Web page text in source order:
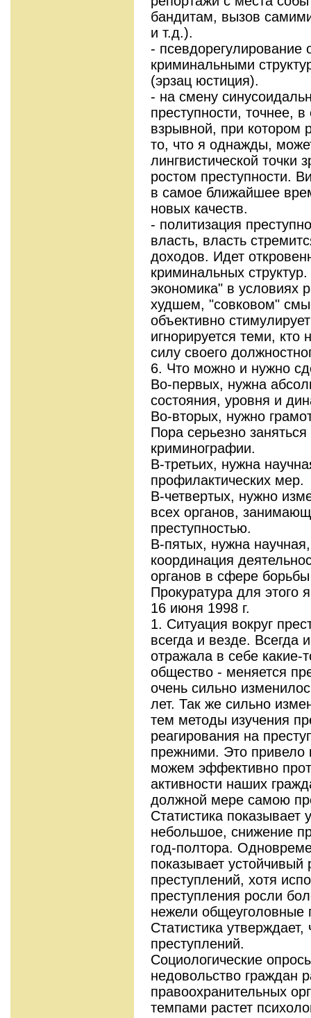
бандитам, вызов
и т.д.).
-
криминальными
(эрзац юстиция).
- на смену
преступности, точнее,
взрывной, при котором
то, что я однажды,
лингвистической точки
ростом преступности.
в самое ближайшее
новых качеств.
- политизация
власть, власть
доходов. Идет
криминальных
экономика" в условиях
худшем, "совковом"
объективно
игнорируется теми, кто
силу своего
6. Что можно и нужно
Во-первых, нужна
состояния, уровня и
Во-вторых, нужно
Пора серьезно
криминографии.
В-третьих, нужна
профилактических мер.
В-четвертых, нужно
всех органов,
преступностью.
В-пятых, нужна
координация
органов в сфере
Прокуратура для этого
16 июня 1998 г.
1. Ситуация вокруг
всегда и везде. Всегда
отражала в себе какие-
общество - меняется
очень сильно
лет. Так же сильно
тем методы изучения
реагирования на
прежними. Это привело
можем эффективно
активности наших
должной мере самою
Статистика показывает
небольшое, снижение
год-полтора.
показывает устойчивый
преступлений, хотя
преступления росли
нежели общеуголовные
Статистика
преступлений.
Социологические
недовольство граждан
правоохранительных
темпами растет